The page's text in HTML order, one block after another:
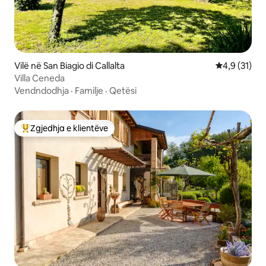
Vilë në San Biagio di Callalta Vlerësimi
4,9 (31)
Villa Ceneda
Vendndodhja · Familje · Qetësi
Më të mirat e zgjedhjeve të klientëve
Zgjedhja e klientëve